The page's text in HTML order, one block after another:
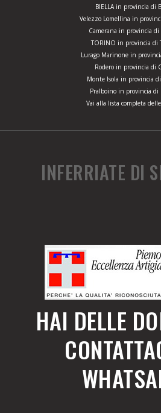
BIELLA in provincia di
Velezzo Lomellina in
Camerana in provincia di
TORINO in provincia di
Lurago Marinone in
Rodero in provincia di
Monte Isola in provincia di
Pralboino in provincia di
Vai alla lista completa
INFERRIATE DI
HAI DELLE